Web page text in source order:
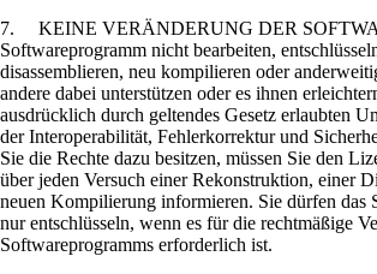
7. KEINE VERÄNDERUNG DER
Softwareprogramm nicht bearbeiten,
disassemblieren, neu kompilieren oder
andere dabei unterstützen oder es ihnen
ausdrücklich durch geltendes Gesetz erlaubten
der Interoperabilität, Fehlerkorrektur und
Sie die Rechte dazu besitzen, müssen Sie den
über jeden Versuch einer Rekonstruktion, einer
neuen Kompilierung informieren. Sie dürfen das
nur entschlüsseln, wenn es für die rechtmäßige
Softwareprogramms erforderlich ist.